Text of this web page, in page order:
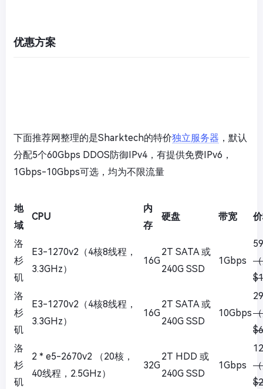
优惠方案
下面推荐网整理的是Sharktech的特价独立服务器 ，默认
分配5个60Gbps DDOS防御IPv4，有提供免费IPv6，
1Gbps-10Gbps可选，均为不限流量
地
域
CPU
内
存
硬盘 带宽
洛
杉
矶
E3-1270v2（4核8线程，
3.3GHz）
16G
2T SATA 或
240G SSD
1Gbps
洛
杉
矶
E3-1270v2（4核8线程，
3.3GHz）
16G
2T SATA 或
240G SSD
10Gbps
洛
杉
矶
2 * e5-2670v2 （20核，
40线程，2.5GHz）
32G
2T HDD 或
240G SSD
1Gbps